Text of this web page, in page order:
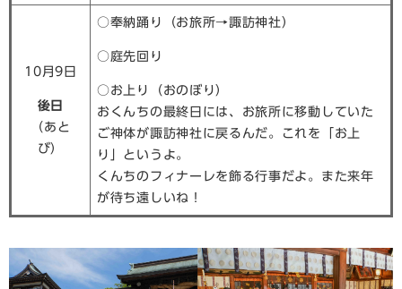
10月9日
後日
​（あと
び）
○奉納踊り（お旅所→諏訪神社）
○庭先回り
○お上り（おのぼり）
おくんちの最終日には、お旅所に移動していた
ご神体が諏訪神社に戻るんだ。これを「お上
り」というよ。
くんちのフィナーレを飾る行事だよ。また来年
が待ち遠しいね！